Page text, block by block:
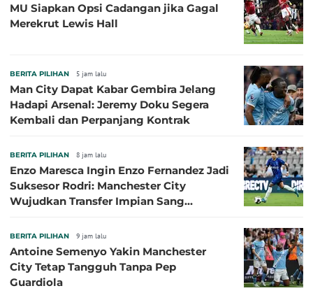
MU Siapkan Opsi Cadangan jika Gagal
Merekrut Lewis Hall
BERITA PILIHAN 5 jam lalu
Man City Dapat Kabar Gembira Jelang
Hadapi Arsenal: Jeremy Doku Segera
Kembali dan Perpanjang Kontrak
BERITA PILIHAN 8 jam lalu
Enzo Maresca Ingin Enzo Fernandez Jadi
Suksesor Rodri: Manchester City
Wujudkan Transfer Impian Sang
BERITA PILIHAN 9 jam lalu
Antoine Semenyo Yakin Manchester
City Tetap Tangguh Tanpa Pep
Guardiola